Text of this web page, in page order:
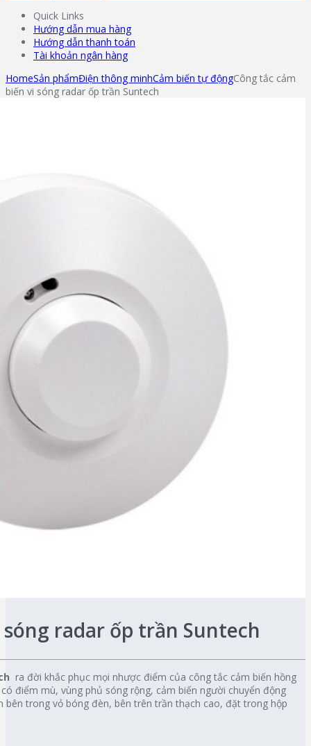
Quick Links
Hướng dẫn mua hàng
Hướng dẫn thanh toán
Tài khoản ngân hàng
HomeSản phẩmĐiện thông minhCảm biến tự độngCông tắc cảm
biến vi sóng radar ốp trần Suntech
radar ốp trần Suntech
ra đời khắc phục mọi nhược điểm của công tắc cảm biến hồng
điểm mù, vùng phủ sóng rộng, cảm biến người chuyển động
bên trong vỏ bóng đèn, bên trên trần thạch cao, đặt trong hộp